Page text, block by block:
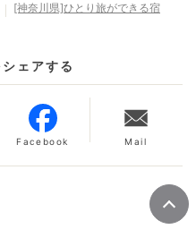
[神奈川県]ひとり旅ができる宿
ェアする
Facebook Mail